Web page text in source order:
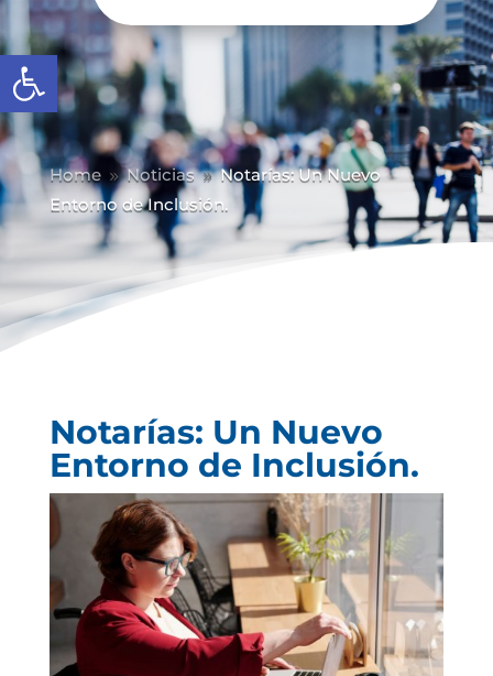
Abrir barra de herramientas
Home 9 Noticias 9 Notarías: Un Nuevo
Entorno de Inclusión.
Notarías: Un Nuevo
Entorno de Inclusión.